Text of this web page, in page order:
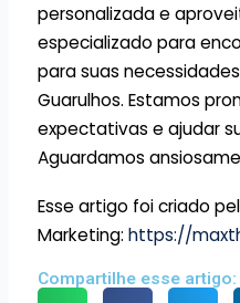
personalizada e
especializado para
para suas
Guarulhos. Estamos
expectativas e ajudar
Aguardamos
Esse artigo foi criado
Marketing: https://
Compartilhe esse artigo: